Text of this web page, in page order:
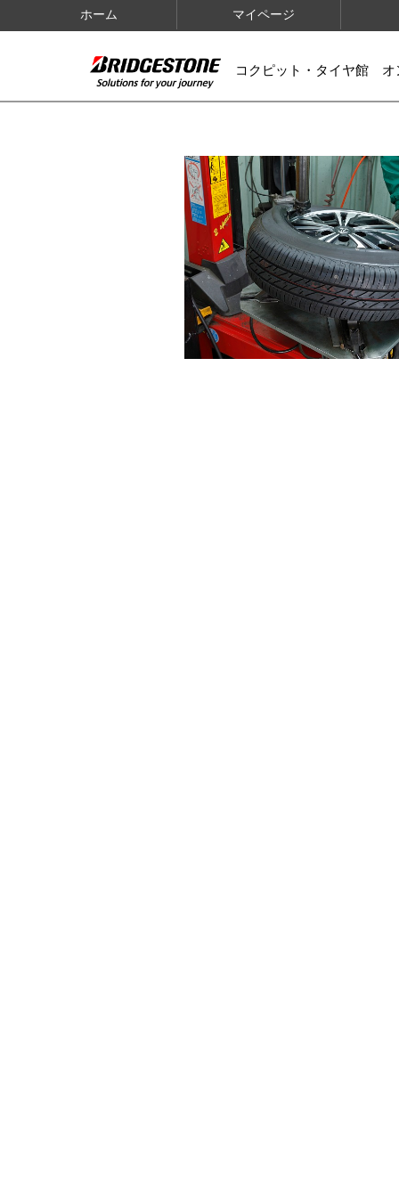
ホーム マイページ
コクピット・タイヤ館 オ
IMAGES